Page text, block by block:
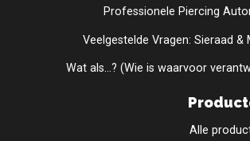
Professionele Piercing
Veelgestelde Vragen: Sieraad
Wat als...? (Wie is waarvoor
Alle